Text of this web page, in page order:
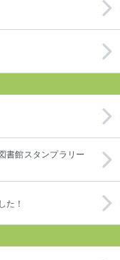
書館スタンプラリー
た！